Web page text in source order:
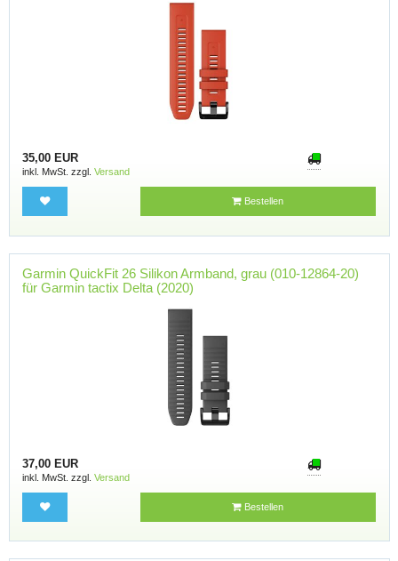
35,00 EUR
inkl. MwSt. zzgl. Versand
Bestellen
Garmin QuickFit 26 Silikon Armband, grau (010-12864-20)
für Garmin tactix Delta (2020)
37,00 EUR
inkl. MwSt. zzgl. Versand
Bestellen